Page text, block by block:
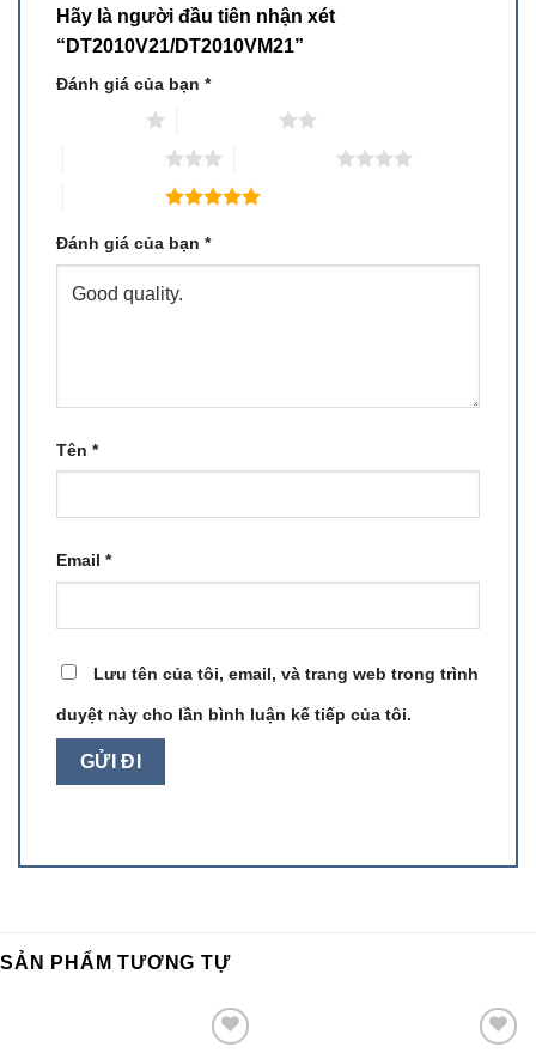
Hãy là người đầu tiên nhận xét
“DT2010V21/DT2010VM21”
Đánh giá của bạn *
Đánh giá của bạn *
Tên *
Email *
Lưu tên của tôi, email, và trang web trong trình
duyệt này cho lần bình luận kế tiếp của tôi.
SẢN PHẨM TƯƠNG TỰ